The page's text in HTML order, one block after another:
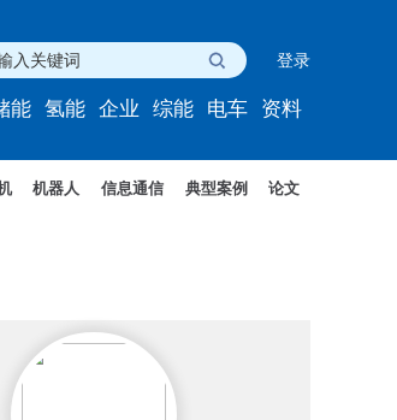
登录
能 氢能 企业 综能 电车 资料
机器人 信息通信 典型案例 论文